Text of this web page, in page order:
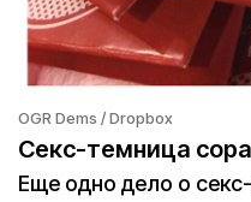
OGR Dems / Dropbox
Секс-темница
Еще одно дело о